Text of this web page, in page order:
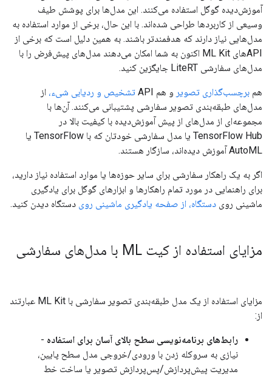
آموزش‌دیده گوگل استفاده می‌کنند. این مدل‌ها برای پوشش طیف
وسیعی از کاربردها طراحی شده‌اند. با این حال، برخی از موارد استفاده به
مدل‌هایی نیاز دارند که هدفمندتر باشند. به همین دلیل است که برخی از
APIهای ML Kit اکنون به شما امکان می‌دهند مدل‌های پیش‌فرض را با
مدل‌های سفارشی LiteRT جایگزین کنید.
هم برچسب‌گذاری تصویر و هم API تشخیص و ردیابی شیء، از
مدل‌های طبقه‌بندی تصویر سفارشی پشتیبانی می‌کنند. آن‌ها با
مجموعه‌ای از مدل‌های از پیش آموزش‌دیده با کیفیت بالا در
TensorFlow Hub یا مدل سفارشی خودتان که با TensorFlow یا
AutoML آموزش دیده‌اند، سازگار هستند.
اگر به یک راهکار سفارشی برای سایر حوزه‌ها یا موارد استفاده نیاز دارید،
برای راهنمایی در مورد تمام راهکارها و ابزارهای گوگل برای یادگیری
ماشینی روی دستگاه، از صفحه یادگیری ماشینی روی دستگاه دیدن کنید.
مزایای استفاده از کیت ML با مدل‌های سفارشی
مزایای استفاده از یک مدل طبقه‌بندی تصویر سفارشی با ML Kit عبارتند
از:
رابط‌های برنامه‌نویسی سطح بالای آسان برای استفاده -
نیازی به سروکله زدن با ورودی/خروجی مدل سطح پایین،
مدیریت پیش‌پردازش/پس‌پردازش تصویر یا ساخت خط